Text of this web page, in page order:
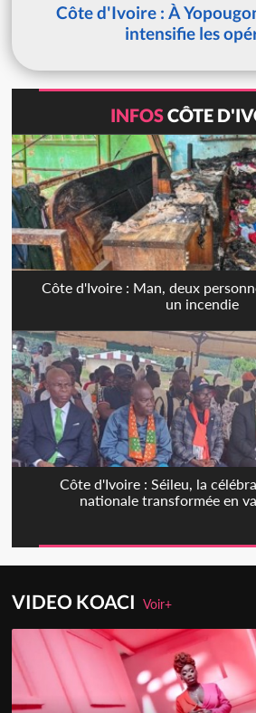
Côte d'Ivoire : À
intensifie les
INFOSCÔTE
Côte d'Ivoire : Man, deux
un incendie
Côte d'Ivoire : Séileu, la
nationale transformée en
VIDEO KOACIVoir+